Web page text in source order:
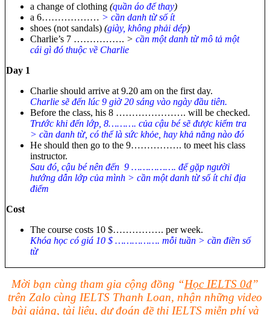
a change of clothing (quần áo để thay)
a 6……………… > cần danh từ số ít
shoes (not sandals) (giày, không phải dép)
Charlie’s 7 ……………. > cần một danh từ mô tả một
cái gì đó thuộc về Charlie
Day 1
Charlie should arrive at 9.20 am on the first day.
Charlie sẽ đến lúc 9 giờ 20 sáng vào ngày đầu tiên.
Before the class, his 8 …………………. will be checked.
Trước khi đến lớp, 8………. của cậu bé sẽ được kiểm tra
> cần danh từ, có thể là sức khỏe, hay khả năng nào đó
He should then go to the 9……………. to meet his class
instructor.
Sau đó, cậu bé nên đến 9 ……………. để gặp người
hướng dẫn lớp của mình > cần một danh từ số ít chỉ địa
điểm
Cost
The course costs 10 $……………. per week.
Khóa học có giá 10 $ ……………. mỗi tuần > cần điền số
từ
Mời bạn cùng tham gia cộng đồng “Học IELTS 0đ”
trên Zalo cùng IELTS Thanh Loan, nhận những video
bài giảng, tài liệu, dự đoán đề thi IELTS miễn phí và